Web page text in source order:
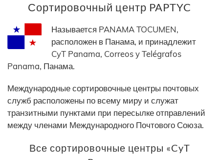
Сортировочный центр PAPTYC
Называется PANAMA TOCUMEN,
расположен в Панама, и принадлежит
CyT Panama, Correos y Telégrafos
Panama, Панама.
Международные сортировочные центры почтовых
служб расположены по всему миру и служат
транзитными пунктами при пересылке отправлений
между членами Международного Почтового Союза.
Все сортировочные центры «CyT